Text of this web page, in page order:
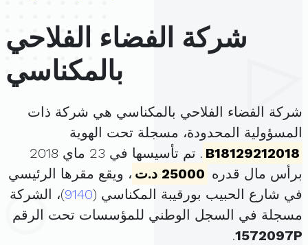
شركة الفضاء الفلاحي
بالمكناسي
شركة الفضاء الفلاحي بالمكناسي هي شركة ذات
المسؤولية المحدودة، مسجلة تحت الهوية
B18129212018
. تم تأسيسها في 23 ماي 2018
برأس مال قدره 25000 د.ت
، ويقع مقرها الرئيسي
في شارع الحبيب بورقيبة المكناسي (9140)، الشركة
مسجلة في السجل الوطني للمؤسسات تحت الرقم
1572097P
.